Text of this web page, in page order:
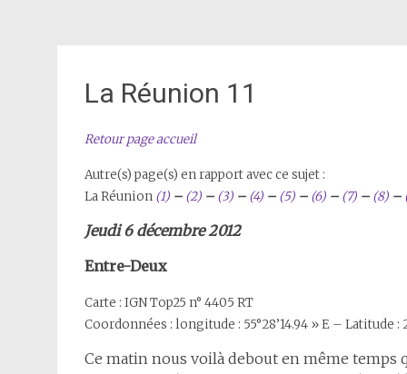
La Réunion 11
Retour page accueil
Autre(s) page(s) en rapport avec ce sujet :
La Réunion (1) – (2) – (3) – (4) – (5) – (6) – (7) – (8) –
Jeudi 6 décembre 2012
Entre-Deux
Carte : IGN Top25 n° 4405 RT
Coordonnées : longitude : 55°28’14.94 » E – Latitude :
Ce matin nous voilà debout en même temps